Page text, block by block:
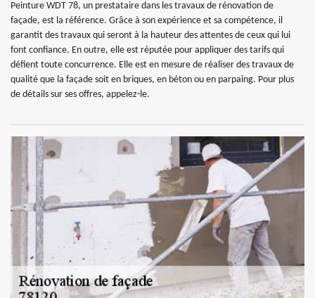
Peinture WDT 78, un prestataire dans les travaux de rénovation de
façade, est la référence. Grâce à son expérience et sa compétence, il
garantit des travaux qui seront à la hauteur des attentes de ceux qui lui
font confiance. En outre, elle est réputée pour appliquer des tarifs qui
défient toute concurrence. Elle est en mesure de réaliser des travaux de
qualité que la façade soit en briques, en béton ou en parpaing. Pour plus
de détails sur ses offres, appelez-le.